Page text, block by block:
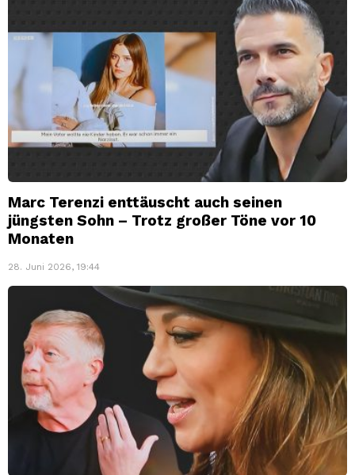
Marc Terenzi enttäuscht auch seinen
jüngsten Sohn – Trotz großer Töne vor 10
Monaten
28. Juni 2026, 19:44